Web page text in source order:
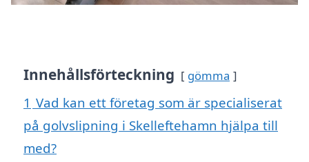
Innehållsförteckning gömma
1 Vad kan ett företag som är specialiserat
på golvslipning i Skelleftehamn hjälpa till
med?